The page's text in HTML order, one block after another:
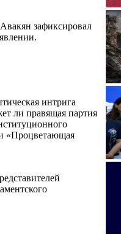
зафиксировал
интрига
ли правящая партия
«Процветающая